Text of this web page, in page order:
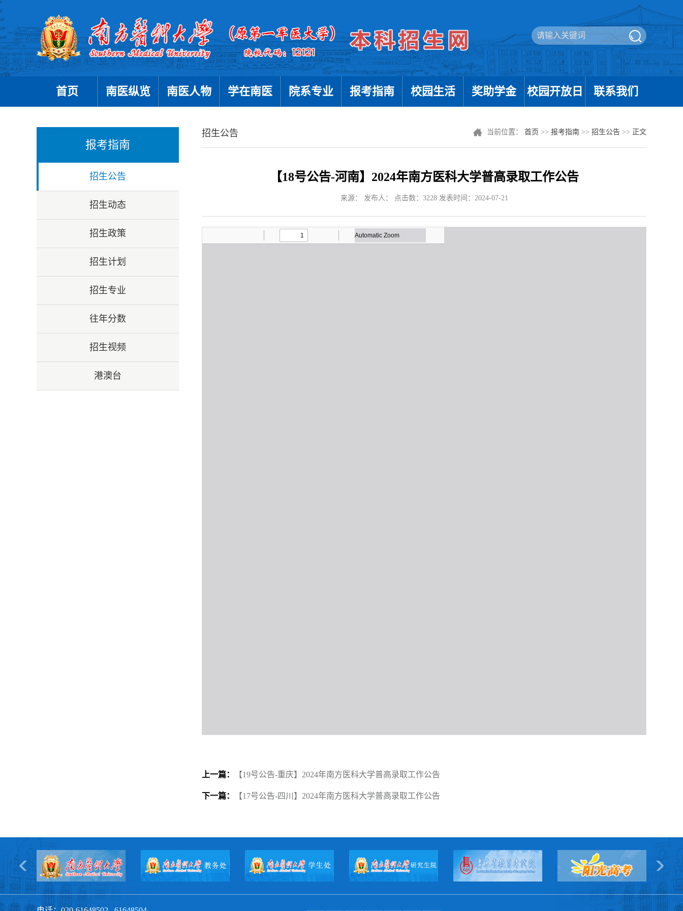
首页 南医纵览 南医人物 学在南医 院系专业 报考指南 校园生活 奖助学金 校园开放日 联系我们
报考指南
招生公告
招生动态
招生政策
招生计划
招生专业
往年分数
招生视频
港澳台
招生公告 当前位置： 首页 >> 报考指南 >> 招生公告 >> 正文
【18号公告-河南】2024年南方医科大学普高录取工作公告
来源： 发布人： 点击数： 3228发表时间：2024-07-21
上一篇： 【19号公告-重庆】2024年南方医科大学普高录取工作公告
下一篇： 【17号公告-四川】2024年南方医科大学普高录取工作公告